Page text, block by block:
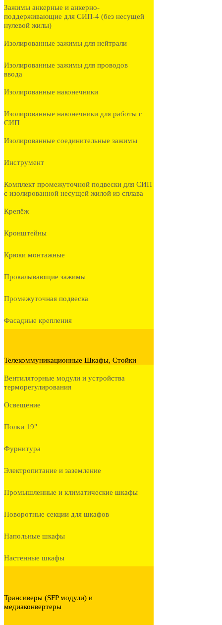
Зажимы анкерные и анкерно-
поддерживающие для СИП-4 (без несущей
нулевой жилы)
Изолированные зажимы для нейтрали
Изолированные зажимы для проводов
ввода
Изолированные наконечники
Изолированные наконечники для работы с
СИП
Изолированные соединительные зажимы
Инструмент
Комплект промежуточной подвески для СИП
с изолированной несущей жилой из сплава
Крепёж
Кронштейны
Крюки монтажные
Прокалывающие зажимы
Промежуточная подвеска
Фасадные крепления
Телекоммуникационные Шкафы, Стойки
Вентиляторные модули и устройства
терморегулирования
Освещение
Полки 19"
Фурнитура
Электропитание и заземление
Промышленные и климатические шкафы
Поворотные секции для шкафов
Напольные шкафы
Настенные шкафы
Трансиверы (SFP модули) и
медиаконвертеры